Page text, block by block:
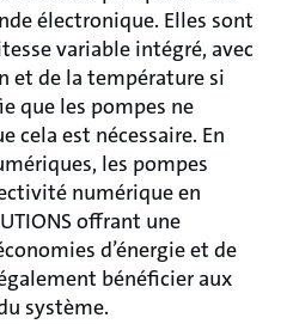
électronique. Elles sont
variable intégré, avec
et de la température si
que les pompes ne
cela est nécessaire. En
les pompes
numérique en
offrant une
d’énergie et de
bénéficier aux
système.